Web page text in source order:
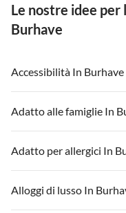
Le nostre idee per
Burhave
Accessibilità In Burhave
Adatto alle famiglie In
Adatto per allergici In
Alloggi di lusso In